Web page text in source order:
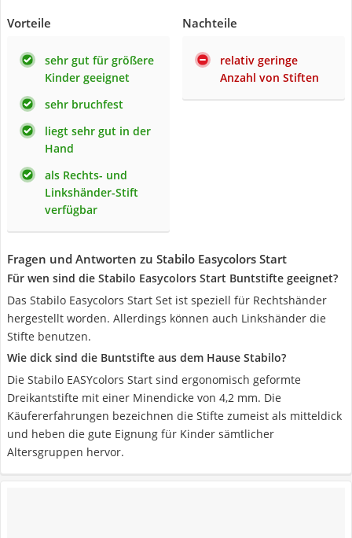
Vorteile
sehr gut für größere
Kinder geeignet
sehr bruchfest
liegt sehr gut in der
Hand
als Rechts- und
Linkshänder-Stift
verfügbar
Nachteile
relativ geringe
Anzahl von Stiften
Fragen und Antworten zu Stabilo Easycolors Start
Für wen sind die Stabilo Easycolors Start Buntstifte geeignet?
Das Stabilo Easycolors Start Set ist speziell für Rechtshänder
hergestellt worden. Allerdings können auch Linkshänder die
Stifte benutzen.
Wie dick sind die Buntstifte aus dem Hause Stabilo?
Die Stabilo EASYcolors Start sind ergonomisch geformte
Dreikantstifte mit einer Minendicke von 4,2 mm. Die
Käufererfahrungen bezeichnen die Stifte zumeist als mitteldick
und heben die gute Eignung für Kinder sämtlicher
Altersgruppen hervor.